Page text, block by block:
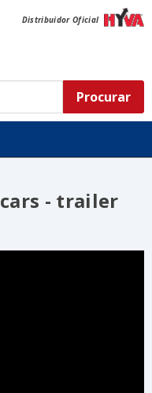
Distribuidor Oficial
- trailer